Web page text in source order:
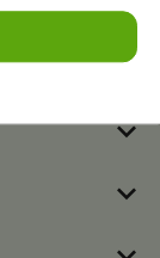
Hiervoor kunt
voorwaarden.
keyboard_arrow_down
keyboard_arrow_down